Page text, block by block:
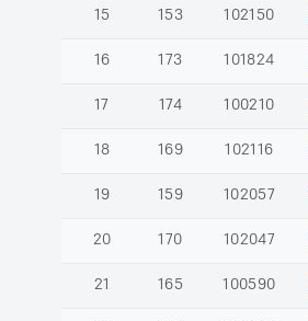
15 153 102150
16 173 101824
17 174 100210
18 169 102116
19 159 102057
20 170 102047
21 165 100590